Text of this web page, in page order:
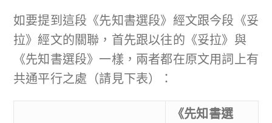
如要提到這段《先知書選段》經文跟今段《妥
拉》經文的關聯，首先跟以往的《妥拉》與
《先知書選段》一樣，兩者都在原文用詞上有
共通平行之處（請見下表）：
《先知書選